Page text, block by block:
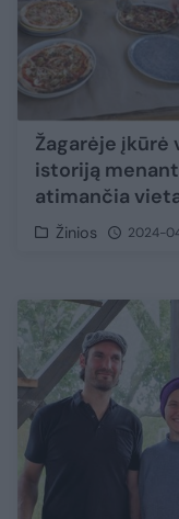
Žagarėje įkūrė
istoriją
atimančia
Žinios 2024-